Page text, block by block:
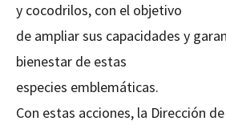
y cocodrilos, con el objetivo
de ampliar sus capacidades y
bienestar de estas
especies emblemáticas.
Con estas acciones, la Dirección